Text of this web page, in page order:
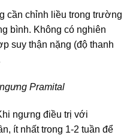
cần chỉnh liều trong trường
bình. Không có nghiên
suy thận nặng (độ thanh
Pramital
ngưng điều trị với
ít nhất trong 1-2 tuần để